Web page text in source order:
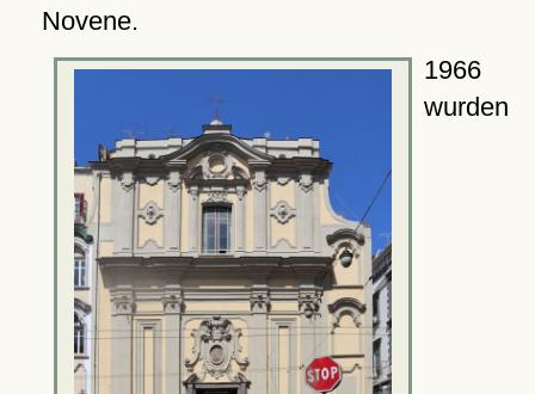
Novene.
1966
wurden